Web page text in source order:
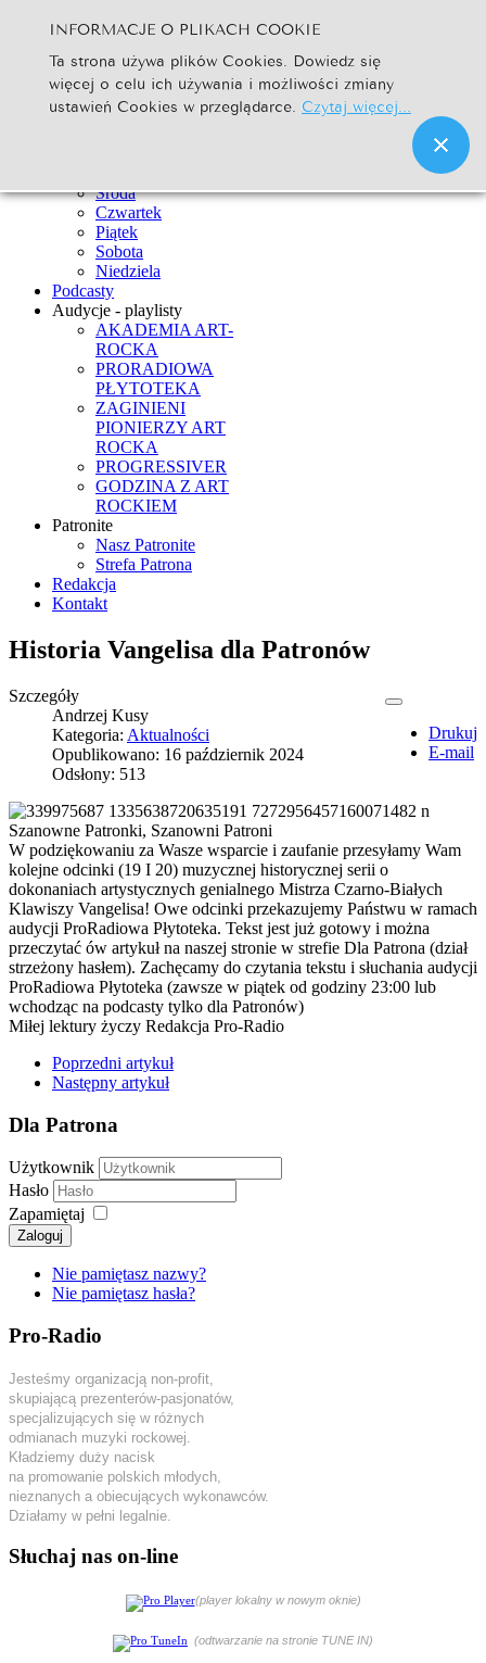
Szukaj... Go
Strona Główna
Newsy
Środa
Czwartek
Piątek
Sobota
Niedziela
Podcasty
Audycje - playlisty
AKADEMIA ART-
ROCKA
PRORADIOWA
PŁYTOTEKA
ZAGINIENI
PIONIERZY ART
ROCKA
PROGRESSIVER
GODZINA Z ART
ROCKIEM
Patronite
Nasz Patronite
Strefa Patrona
Redakcja
Kontakt
Historia Vangelisa dla Patronów
Drukuj
E-mail
Szczegóły
Andrzej Kusy
Kategoria: Aktualności
Opublikowano: 16 październik 2024
Odsłony: 513
Szanowne Patronki, Szanowni Patroni
W podziękowaniu za Wasze wsparcie i zaufanie przesyłamy Wam
kolejne odcinki (19 I 20) muzycznej historycznej serii o
dokonaniach artystycznych genialnego Mistrza Czarno-Białych
Klawiszy Vangelisa! Owe odcinki przekazujemy Państwu w ramach
audycji ProRadiowa Płytoteka. Tekst jest już gotowy i można
przeczytać ów artykuł na naszej stronie w strefie Dla Patrona (dział
strzeżony hasłem). Zachęcamy do czytania tekstu i słuchania audycji
ProRadiowa Płytoteka (zawsze w piątek od godziny 23:00 lub
wchodząc na podcasty tylko dla Patronów)
Miłej lektury życzy Redakcja Pro-Radio
Poprzedni artykuł
Następny artykuł
Dla Patrona
Użytkownik
Hasło
Zapamiętaj
Zaloguj
Nie pamiętasz nazwy?
Nie pamiętasz hasła?
Pro-Radio
Jesteśmy organizacją non-profit,
skupiającą prezenterów-pasjonatów,
specjalizujących się w różnych
odmianach muzyki rockowej.
Kładziemy duży nacisk
na promowanie polskich młodych,
nieznanych a obiecujących wykonawców.
Działamy w pełni legalnie.
Słuchaj nas on-line
(player lokalny w nowym oknie)
(odtwarzanie na stronie TUNE IN)
INFORMACJE O PLIKACH COOKIE
Ta strona używa plików Cookies. Dowiedz się
więcej o celu ich używania i możliwości zmiany
ustawień Cookies w przeglądarce. Czytaj więcej...